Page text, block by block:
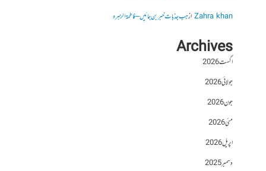
Zahra khanازجب جذبات خبر بن جائیں – فاطمۃالزہرہ
Archives
اگست 2026
جولائی 2026
جون 2026
مئی 2026
اپریل 2026
دسمبر 2025